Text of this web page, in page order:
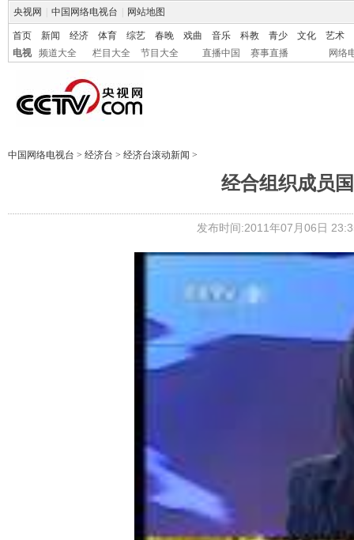
央视网 中国网络电视台 网站地图
首页 新闻 经济 体育 综艺 春晚 戏曲 音乐 科教 青少 文化
艺术
电视
频道大全 栏目大全 节目大全 直播中国 赛事直播 网络
中国网络电视台 > 经济台 > 经济台滚动新闻 >
经合组织成员
发布时间:2011年07月06日